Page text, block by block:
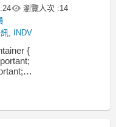
瀏覽人次 :14
, INDV
{
/* 自動換行 */